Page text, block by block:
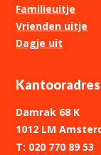
Familieuitje
Vrienden uitje
Dagje uit
Kantooradres
Damrak 68 K
1012 LM
T: 020 770 89 53